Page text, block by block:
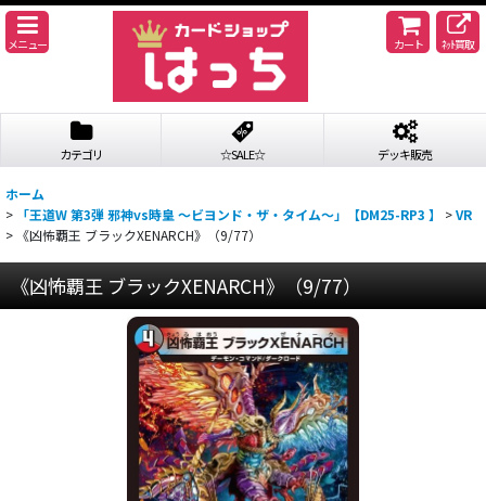
メニュー カート ﾈｯﾄ買取
カテゴリ ☆SALE☆ デッキ販売
ホーム
> 「王道W 第3弾 邪神vs時皇 〜ビヨンド・ザ・タイム〜」【DM25-RP3 】 >VR
> 《凶怖覇王 ブラックXENARCH》（9/77）
《凶怖覇王 ブラックXENARCH》（9/77）